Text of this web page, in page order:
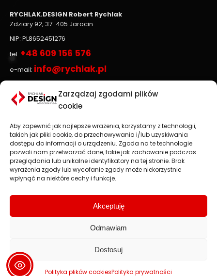
Zarządzaj zgodami plików
cookie
Aby zapewnić jak najlepsze wrażenia, korzystamy z technologii,
takich jak pliki cookie, do przechowywania i/lub uzyskiwania
dostępu do informacji o urządzeniu. Zgoda na te technologie
pozwoli nam przetwarzać dane, takie jak zachowanie podczas
przeglądania lub unikalne identyfikatory na tej stronie. Brak
wyrażenia zgody lub wycofanie zgody może niekorzystnie
wpłynąć na niektóre cechy i funkcje.
Akceptuję
Odmawiam
Dostosuj
Polityka plików cookiesPolityka prywatności
RYCHLAK.DESIGN Robert Rychlak
Zdziary 92, 37-405 Jarocin
NIP: PL8652451276
tel. +48 609 156 576
e-mail: info@rychlak.pl
Strony www, sklepy internetowe
Projektowanie stron wwwjest głównym profilem
działalności firmyRYCHLAK.DESIGN. Tworzymy profesjonalne
strony www oraz sklepy internetowe zgodnie z najnowszymi
trendami na rynku.
Najważniejsza jest dla nas satysfakcja Klienta, dlatego każdy
projekt traktujemy jako wspaniałe wyzwanie.
Strony i sklepy internetowe: Stalowa Wola, Rzeszów, Przemyśl,
Jarosław, Nisko, Tarnobrzeg.
2008 - 2026 © rychlak.design
Tworzenie stron www, projektowanie stron internetowych,
strony www - Stalowa Wola, Rzeszów, Lublin, Warszawa